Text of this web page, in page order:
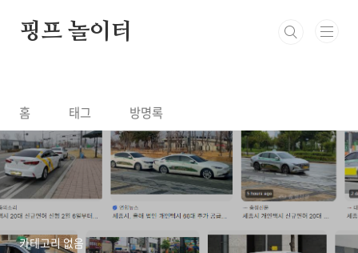
핑프 놀이터
홈 태그 방명록
카테고리 없음